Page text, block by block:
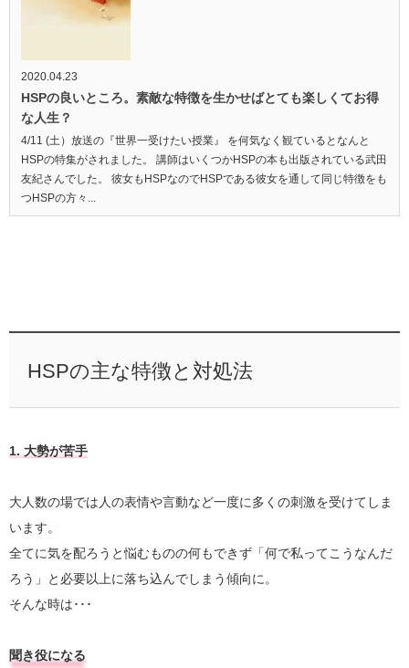
2020.04.23
HSPの良いところ。素敵な特徴を生かせばとても楽しくてお得
な人生？
4/11 (土）放送の『世界一受けたい授業』 を何気なく観ているとなんと
HSPの特集がされました。 講師はいくつかHSPの本も出版されている武田
友紀さんでした。 彼女もHSPなのでHSPである彼女を通して同じ特徴をも
つHSPの方々...
HSPの主な特徴と対処法
1. 大勢が苦手
大人数の場では人の表情や言動など一度に多くの刺激を受けてしま
います。
全てに気を配ろうと悩むものの何もできず「何で私ってこうなんだ
ろう」と必要以上に落ち込んでしまう傾向に。
そんな時は･･･
聞き役になる